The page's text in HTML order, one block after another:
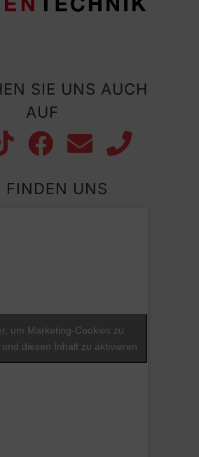
SIE UNS AUCH
AUF
FINDEN UNS
um Marketing-Cookies zu
diesen Inhalt zu aktivieren